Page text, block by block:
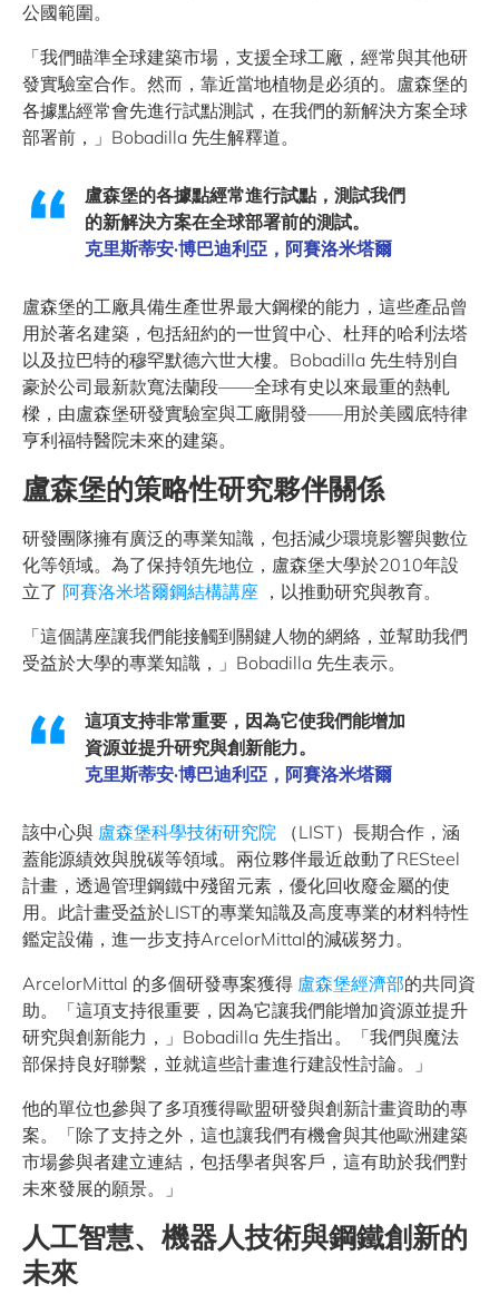
公國範圍。
「我們瞄準全球建築市場，支援全球工廠，經常與其他研
發實驗室合作。然而，靠近當地植物是必須的。盧森堡的
各據點經常會先進行試點測試，在我們的新解決方案全球
部署前，」Bobadilla 先生解釋道。
盧森堡的各據點經常進行試點，測試我們
的新解決方案在全球部署前的測試。
克里斯蒂安·博巴迪利亞，阿賽洛米塔爾
盧森堡的工廠具備生產世界最大鋼樑的能力，這些產品曾
用於著名建築，包括紐約的一世貿中心、杜拜的哈利法塔
以及拉巴特的穆罕默德六世大樓。Bobadilla 先生特別自
豪於公司最新款寬法蘭段——全球有史以來最重的熱軋
樑，由盧森堡研發實驗室與工廠開發——用於美國底特律
亨利福特醫院未來的建築。
盧森堡的策略性研究夥伴關係
研發團隊擁有廣泛的專業知識，包括減少環境影響與數位
化等領域。為了保持領先地位，盧森堡大學於2010年設
立了 阿賽洛米塔爾鋼結構講座 ，以推動研究與教育。
「這個講座讓我們能接觸到關鍵人物的網絡，並幫助我們
受益於大學的專業知識，」Bobadilla 先生表示。
這項支持非常重要，因為它使我們能增加
資源並提升研究與創新能力。
克里斯蒂安·博巴迪利亞，阿賽洛米塔爾
該中心與 盧森堡科學技術研究院 （LIST）長期合作，涵
蓋能源績效與脫碳等領域。兩位夥伴最近啟動了RESteel
計畫，透過管理鋼鐵中殘留元素，優化回收廢金屬的使
用。此計畫受益於LIST的專業知識及高度專業的材料特性
鑑定設備，進一步支持ArcelorMittal的減碳努力。
ArcelorMittal 的多個研發專案獲得 盧森堡經濟部的共同資
助。「這項支持很重要，因為它讓我們能增加資源並提升
研究與創新能力，」Bobadilla 先生指出。「我們與魔法
部保持良好聯繫，並就這些計畫進行建設性討論。」
他的單位也參與了多項獲得歐盟研發與創新計畫資助的專
案。「除了支持之外，這也讓我們有機會與其他歐洲建築
市場參與者建立連結，包括學者與客戶，這有助於我們對
未來發展的願景。」
人工智慧、機器人技術與鋼鐵創新的
未來